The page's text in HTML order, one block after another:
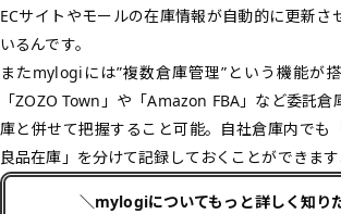
ECサイトやモールの在庫情報が自動的に更新さ
いるんです。
またmylogiには”複数倉庫管理”という機能が
「ZOZO Town」や「Amazon FBA」など委託
庫と併せて把握すること可能。自社倉庫内でも
良品在庫」を分けて記録しておくことができます
＼mylogiについてもっと詳しく知り